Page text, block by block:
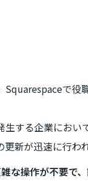
Squarespaceで
生する企業におい
新が迅速に行
な操作が不要で